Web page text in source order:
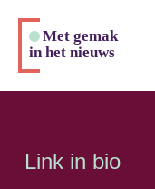
Met gemak
in het nieuws
Link in bio